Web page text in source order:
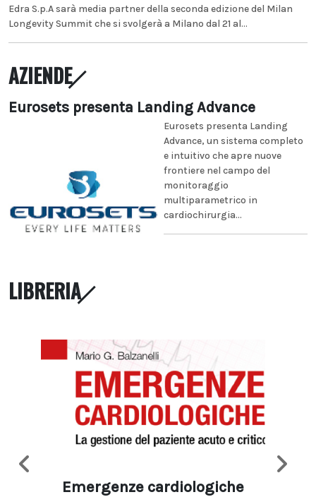
Edra S.p.A sarà media partner della seconda edizione del Milan
Longevity Summit che si svolgerà a Milano dal 21 al...
AZIENDE
Eurosets presenta Landing Advance
Eurosets presenta Landing
Advance, un sistema completo
e intuitivo che apre nuove
frontiere nel campo del
monitoraggio
multiparametrico in
cardiochirurgia...
LIBRERIA
Emergenze cardiologiche